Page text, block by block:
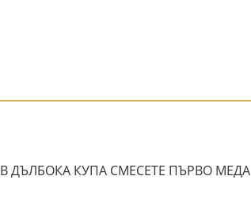
В ДЪЛБОКА КУПА СМЕСЕТЕ ПЪРВО МЕДА